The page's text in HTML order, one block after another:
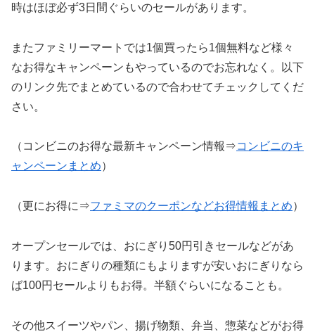
時はほぼ必ず3日間ぐらいのセールがあります。
またファミリーマートでは1個買ったら1個無料など様々
なお得なキャンペーンもやっているのでお忘れなく。以下
のリンク先でまとめているので合わせてチェックしてくだ
さい。
（コンビニのお得な最新キャンペーン情報⇒コンビニのキ
ャンペーンまとめ）
（更にお得に⇒ファミマのクーポンなどお得情報まとめ）
オープンセールでは、おにぎり50円引きセールなどがあ
ります。おにぎりの種類にもよりますが安いおにぎりなら
ば100円セールよりもお得。半額ぐらいになることも。
その他スイーツやパン、揚げ物類、弁当、惣菜などがお得